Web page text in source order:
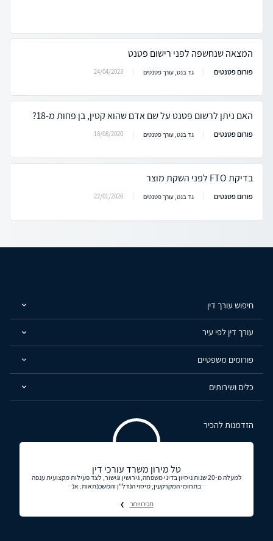
המצאה שנחשפה לפני רישום פטנט
פורום פטנטים גד בנט, עורך פטנטים 24/04/2023
האם ניתן לרשום פטנט על שם אדם שהוא קטין, בן פחות מ-18?
פורום פטנטים גד בנט, עורך פטנטים 18/08/2020
בדיקת FTO לפני השקת מוצר
פורום פטנטים גד בנט, עורך פטנטים 22/01/2026
חיפוש עורך דין
עורך דין לפי עיר
פורומים משפטיים
כלים ושירותים
הזדמנות להכיר
טל מירון משרד עורכי דין
למעלה מ-20 שנות ניסיון בדיני משפחה, גירושין וגישור, לצד פעילות מקצועית ענפה
בתחומי המקרקעין, מיסוי הנדל"ן והמשכנתאות. אנ
תכירו יותר